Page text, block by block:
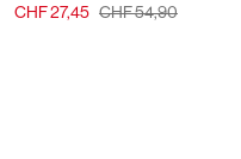
CHF 27,45 CHF 54,90